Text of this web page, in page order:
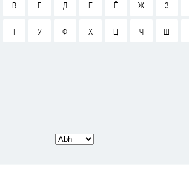
В Г Д Е Ё Ж З
Т У Ф Х Ц Ч Ш